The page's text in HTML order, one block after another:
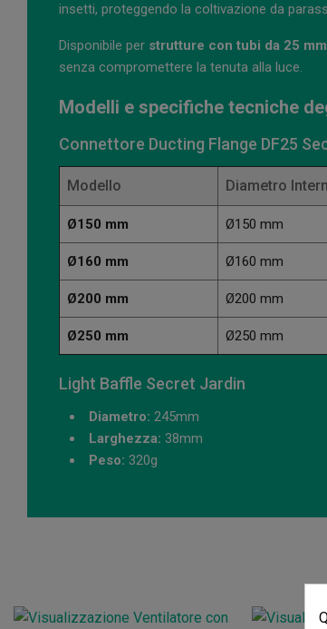
insetti, proteggendo la coltivazione da
Disponibile per strutture con tubi da 25 mm
senza compromettere la tenuta alla luce.
Modelli e specifiche tecniche
Connettore Ducting Flange DF25
Modello Diametro
Ø150 mm Ø150 mm
Ø160 mm Ø160 mm
Ø200 mm Ø200 mm
Ø250 mm Ø250 mm
Light Baffle Secret Jardin
Diametro: 245mm
Larghezza: 38mm
Peso: 320g